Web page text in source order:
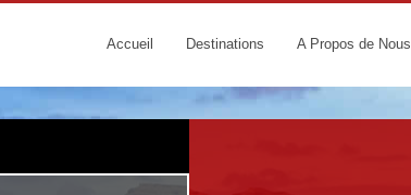
Accueil Destinations A Propos de Nous